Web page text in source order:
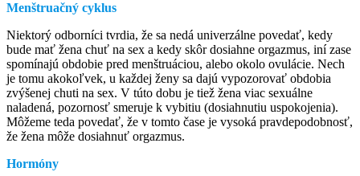
Menštruačný cyklus
Niektorý odborníci tvrdia, že sa nedá univerzálne povedať, kedy
bude mať žena chuť na sex a kedy skôr dosiahne orgazmus, iní zase
spomínajú obdobie pred menštruáciou, alebo okolo ovulácie. Nech
je tomu akokoľvek, u každej ženy sa dajú vypozorovať obdobia
zvýšenej chuti na sex. V túto dobu je tiež žena viac sexuálne
naladená, pozornosť smeruje k vybitiu (dosiahnutiu uspokojenia).
Môžeme teda povedať, že v tomto čase je vysoká pravdepodobnosť,
že žena môže dosiahnuť orgazmus.
Hormóny